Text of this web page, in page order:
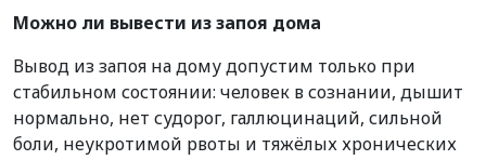
Можно ли вывести из запоя дома
Вывод из запоя на дому допустим только при
стабильном состоянии: человек в сознании, дышит
нормально, нет судорог, галлюцинаций, сильной
боли, неукротимой рвоты и тяжёлых хронических